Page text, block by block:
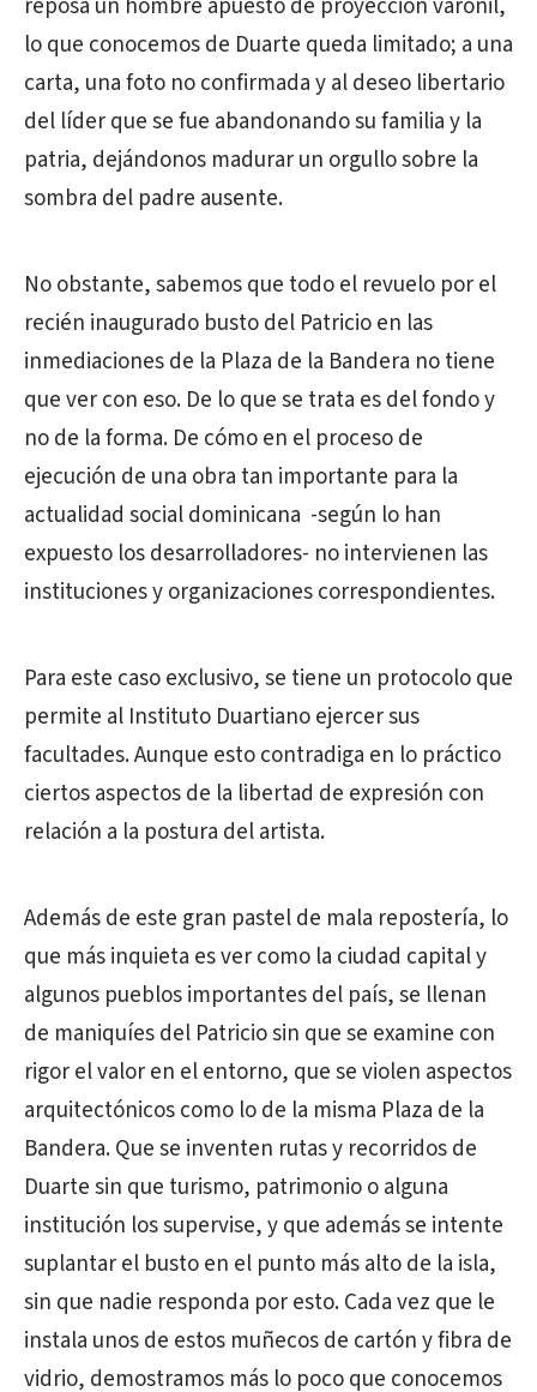
reposa un hombre apuesto de proyección varonil,
lo que conocemos de Duarte queda limitado; a una
carta, una foto no confirmada y al deseo libertario
del líder que se fue abandonando su familia y la
patria, dejándonos madurar un orgullo sobre la
sombra del padre ausente.
No obstante, sabemos que todo el revuelo por el
recién inaugurado busto del Patricio en las
inmediaciones de la Plaza de la Bandera no tiene
que ver con eso. De lo que se trata es del fondo y
no de la forma. De cómo en el proceso de
ejecución de una obra tan importante para la
actualidad social dominicana -según lo han
expuesto los desarrolladores- no intervienen las
instituciones y organizaciones correspondientes.
Para este caso exclusivo, se tiene un protocolo que
permite al Instituto Duartiano ejercer sus
facultades. Aunque esto contradiga en lo práctico
ciertos aspectos de la libertad de expresión con
relación a la postura del artista.
Además de este gran pastel de mala repostería, lo
que más inquieta es ver como la ciudad capital y
algunos pueblos importantes del país, se llenan
de maniquíes del Patricio sin que se examine con
rigor el valor en el entorno, que se violen aspectos
arquitectónicos como lo de la misma Plaza de la
Bandera. Que se inventen rutas y recorridos de
Duarte sin que turismo, patrimonio o alguna
institución los supervise, y que además se intente
suplantar el busto en el punto más alto de la isla,
sin que nadie responda por esto. Cada vez que le
instala unos de estos muñecos de cartón y fibra de
vidrio, demostramos más lo poco que conocemos